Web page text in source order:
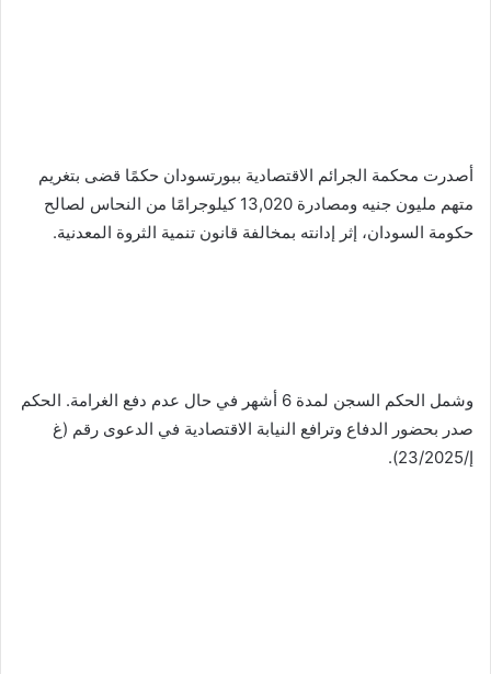
أصدرت محكمة الجرائم الاقتصادية ببورتسودان حكمًا قضى بتغريم
متهم مليون جنيه ومصادرة 13,020 كيلوجرامًا من النحاس لصالح
حكومة السودان، إثر إدانته بمخالفة قانون تنمية الثروة المعدنية.
وشمل الحكم السجن لمدة 6 أشهر في حال عدم دفع الغرامة. الحكم
صدر بحضور الدفاع وترافع النيابة الاقتصادية في الدعوى رقم (غ
إ/23/2025).